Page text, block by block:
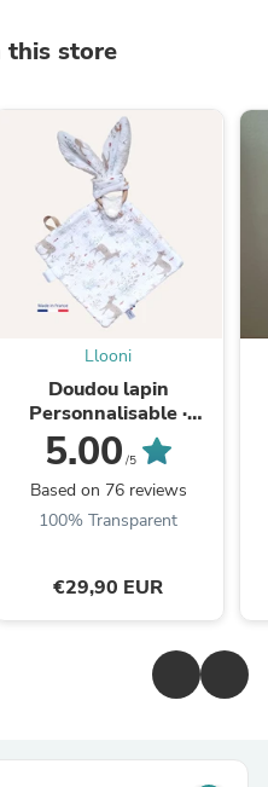
this store
Llooni
Doudou lapin
Personnalisable ·
Lange biches et
renards
5.00 /5
Based on 76 reviews
100% Transparent
€29,90 EUR